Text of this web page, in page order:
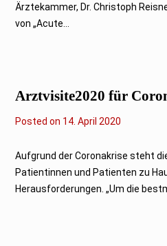
Ärztekammer, Dr. Christoph
von „Acute...
Arztvisite2020 für
Posted on 1
A
r
i
14. April 2020
Aufgrund der Coronakrise steht
Patientinnen und Patienten zu
Herausforderungen. „Um die